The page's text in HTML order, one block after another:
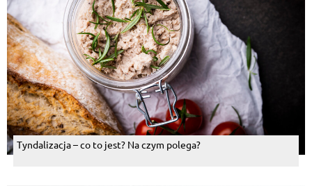
Tyndalizacja – co to jest? Na czym polega?